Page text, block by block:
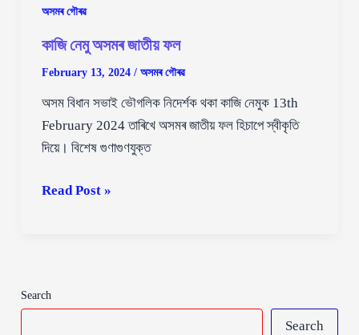
অসমৰ গৌৰৱ
কাজি নেমু অসমৰ জাতীয় ফল
February 13, 2024 / অসমৰ গৌৰৱ
অসম বিধান সভাই ভৌগলিক নিদেৰ্শক থকা কাজি নেমুক 13th
February 2024 তাৰিখে অসমৰ জাতীয় ফল হিচাপে স্বীকৃতি
দিয়ে। বিশেষ গুণাগুণযুক্ত
কাজি
Read Post »
Search
Search